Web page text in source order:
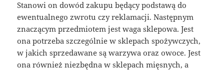
Stanowi on dowód zakupu będący podstawą do
ewentualnego zwrotu czy reklamacji. Następnym
znaczącym przedmiotem jest waga sklepowa. Jest
ona potrzeba szczególnie w sklepach spożywczych,
w jakich sprzedawane są warzywa oraz owoce. Jest
ona również niezbędna w sklepach mięsnych, a